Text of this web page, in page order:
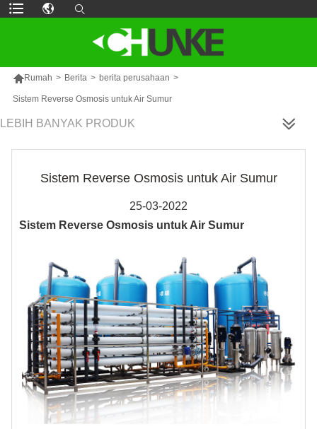
Rumah > Berita > berita perusahaan >
Sistem Reverse Osmosis untuk Air Sumur
LEBIH BANYAK PRODUK
Sistem Reverse Osmosis untuk Air Sumur
25-03-2022
Sistem Reverse Osmosis untuk Air Sumur